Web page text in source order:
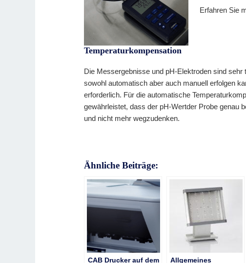
Erfahren Sie
Temperaturkompensation
Die Messergebnisse und pH-Elektroden sind
sowohl automatisch aber auch manuell erfolgen
erforderlich. Für die automatische
gewährleistet, dass der pH-Wertder Probe genau
und nicht mehr wegzudenken.
Ähnliche Beiträge:
CAB Drucker auf dem
Allgemeines